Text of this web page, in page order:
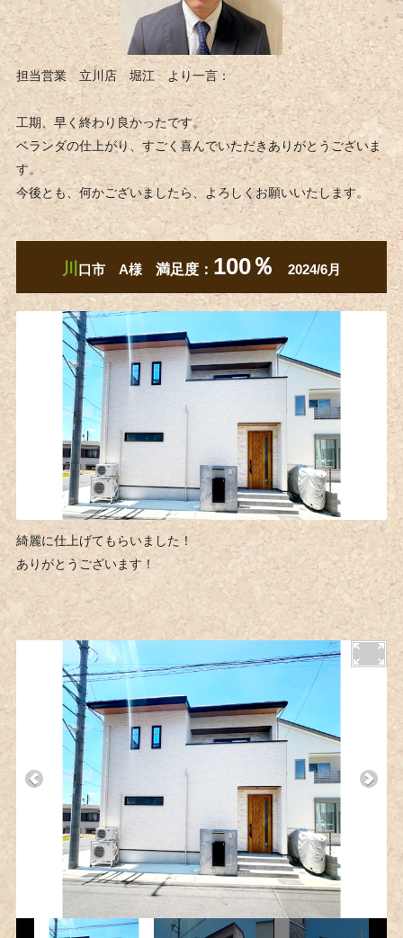
担当営業 立川店 堀江 より一言：
工期、早く終わり良かったです。
ベランダの仕上がり、すごく喜んでいただきありがとうございま
す。
今後とも、何かございましたら、よろしくお願いいたします。
川 口市 A様 満足度： 100％ 2024/6月
綺麗に仕上げてもらいました！
ありがとうございます！